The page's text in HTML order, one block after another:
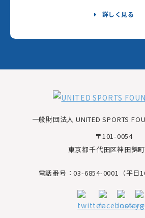
詳しく見る
一般財団法人 UNITED SPORTS
〒101-0054
東京都千代田区神田錦
電話番号：03-6854-0001（平日